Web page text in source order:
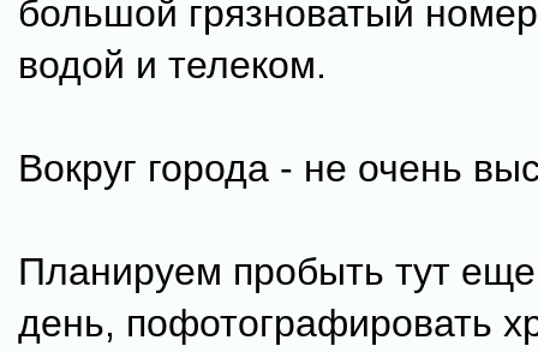
большой грязноватый
водой и телеком.
Вокруг города - не очень
Планируем пробыть тут
день, пофотографировать